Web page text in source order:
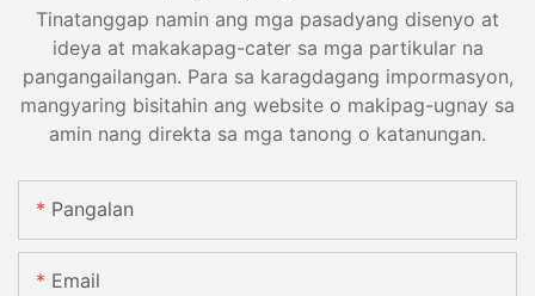
Tinatanggap namin ang mga pasadyang disenyo at
ideya at makakapag-cater sa mga partikular na
pangangailangan. Para sa karagdagang impormasyon,
mangyaring bisitahin ang website o makipag-ugnay sa
amin nang direkta sa mga tanong o katanungan.
Pangalan
Email